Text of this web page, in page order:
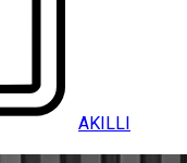
AKILLI